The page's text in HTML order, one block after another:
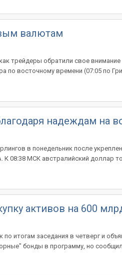
валютам
трейдеры обратили свое
по восточному времени (07:05 по
надеждам на
в понедельник после
08:38 МСК австралийский доллар
активов на 600
итогам заседания в четверг и
бонды в программу, но